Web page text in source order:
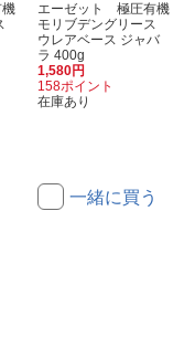
エーゼット 極圧有機
モリブデングリース
ウレアベース ジャバ
ラ 400g
1,580円
158ポイント
在庫あり
一緒に買う